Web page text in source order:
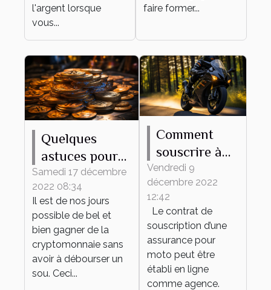
l'argent lorsque
vous...
faire former...
Quelques
astuces pour
trouver les
meilleurs jeux
de
cryptomonnaie
Samedi 17 décembre
2022 08:34
Il est de nos jours
possible de bel et
bien gagner de la
cryptomonnaie sans
avoir à débourser un
sou. Ceci...
Comment
souscrire à
une
assurance
moto en
ligne?
Vendredi 9
décembre 2022
12:42
Le contrat de
souscription d’une
assurance pour
moto peut être
établi en ligne
comme agence.